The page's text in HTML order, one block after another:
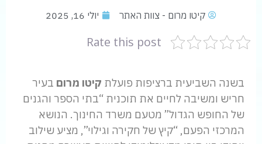
קיטו מרום - צוות האתר יולי 16, 2025
Rate this post
בשנה השביעית ברציפות פועלת קיטו מרום בעיר
חריש ומשיבה לחיים את תוכנית “בתי הספר והגנים
של החופש הגדול” מטעם משרד החינוך. הנושא
המרכזי הפעם, “קיץ של חקירה וגילוי”, מציע שילוב